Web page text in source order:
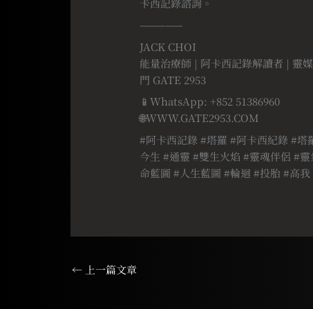
—————
JACK CHOI
能量治療師 | 阿卡西記錄解讀者 | 靈媒
門 GATE 2953
📱WhatsApp: +852 51386960
🌐WWW.GATE2953.COM
#阿卡西記錄 #塔羅 #阿卡西紀錄 #
今生 #通靈 #雙生火焰 #靈魂伴侶 #
命藍圖 #人生藍圖 #輪迴 #投胎 #高
← 上一篇文章